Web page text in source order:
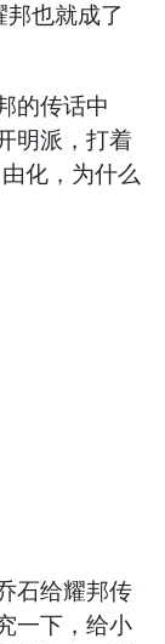
也就成了
的传话中
明派，打着
化，为什么
石给耀邦传
一下，给小